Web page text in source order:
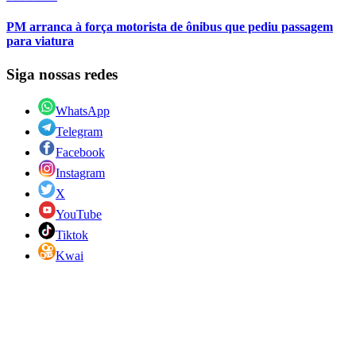
PM arranca à força motorista de ônibus que pediu passagem
para viatura
Siga nossas redes
WhatsApp
Telegram
Facebook
Instagram
X
YouTube
Tiktok
Kwai